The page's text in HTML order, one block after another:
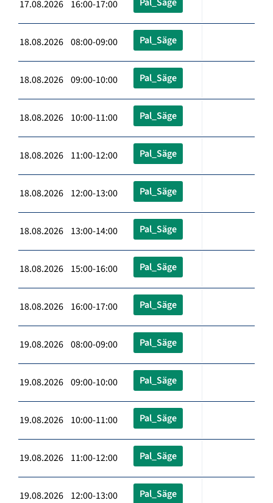
17.08.2026 16:00-17:00
18.08.2026 08:00-09:00 Pal_Säge
18.08.2026 09:00-10:00 Pal_Säge
18.08.2026 10:00-11:00 Pal_Säge
18.08.2026 11:00-12:00 Pal_Säge
18.08.2026 12:00-13:00 Pal_Säge
18.08.2026 13:00-14:00 Pal_Säge
18.08.2026 15:00-16:00 Pal_Säge
18.08.2026 16:00-17:00 Pal_Säge
19.08.2026 08:00-09:00 Pal_Säge
19.08.2026 09:00-10:00 Pal_Säge
19.08.2026 10:00-11:00 Pal_Säge
19.08.2026 11:00-12:00 Pal_Säge
19.08.2026 12:00-13:00 Pal_Säge